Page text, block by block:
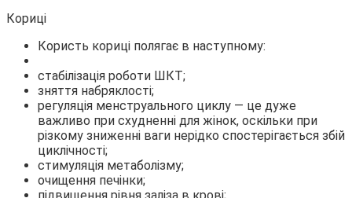
Кориці
Користь кориці полягає в наступному:
стабілізація роботи ШКТ;
зняття набряклості;
регуляція менструального циклу — це дуже
важливо при схудненні для жінок, оскільки при
різкому зниженні ваги нерідко спостерігається збій
циклічності;
стимуляція метаболізму;
очищення печінки;